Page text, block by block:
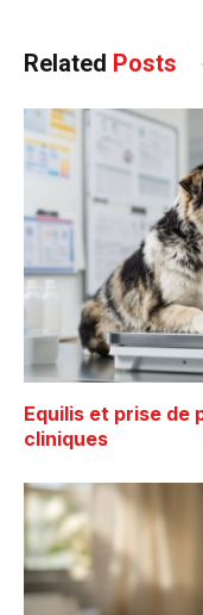
Related Posts
Equilis et prise de
cliniques